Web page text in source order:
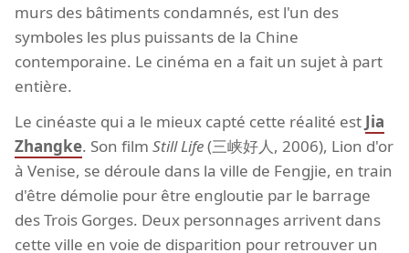
murs des bâtiments condamnés, est l'un des
symboles les plus puissants de la Chine
contemporaine. Le cinéma en a fait un sujet à part
entière.
Le cinéaste qui a le mieux capté cette réalité est Jia
Zhangke. Son film Still Life(三峡好人, 2006), Lion d'or
à Venise, se déroule dans la ville de Fengjie, en train
d'être démolie pour être engloutie par le barrage
des Trois Gorges. Deux personnages arrivent dans
cette ville en voie de disparition pour retrouver un